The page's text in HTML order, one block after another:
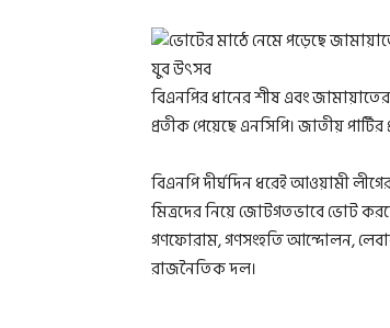
বিএনপির ধানের শীষ এবং
প্রতীক পেয়েছে এনসিপি। জাতীয়
বিএনপি দীর্ঘদিন ধরেই আওয়ামী
মিত্রদের নিয়ে জোটগতভাবে ভোট
গণফোরাম, গণসংহতি আন্দোলন,
রাজনৈতিক দল।